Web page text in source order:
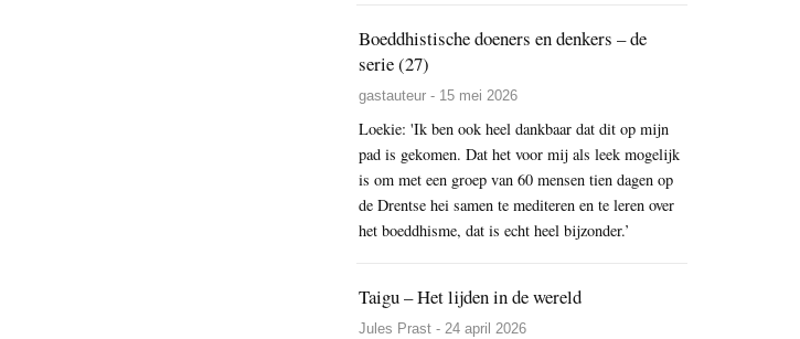
Boeddhistische doeners en denkers – de
serie (27)
gastauteur - 15 mei 2026
Loekie: 'Ik ben ook heel dankbaar dat dit op mijn
pad is gekomen. Dat het voor mij als leek mogelijk
is om met een groep van 60 mensen tien dagen op
de Drentse hei samen te mediteren en te leren over
het boeddhisme, dat is echt heel bijzonder.’
Taigu – Het lijden in de wereld
Jules Prast - 24 april 2026